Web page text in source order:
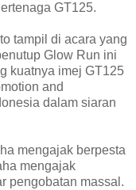
GT125.
tampil di acara yang
Glow Run ini
kuatnya imej GT125
and
dalam siaran
mengajak berpesta
mengajak
pengobatan massal.